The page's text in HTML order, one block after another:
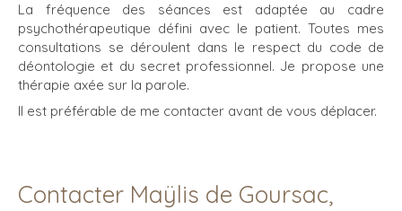
La fréquence des séances est adaptée au cadre
psychothérapeutique défini avec le patient. Toutes mes
consultations se déroulent dans le respect du code de
déontologie et du secret professionnel. Je propose une
thérapie axée sur la parole.
Il est préférable de me contacter avant de vous déplacer.
Contacter Maÿlis de Goursac,